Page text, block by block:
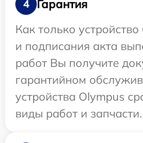
4
Гарантия
Как только устройство
и подписания акта
работ Вы получите
гарантийном
устройства Olympus
виды работ и запчасти.